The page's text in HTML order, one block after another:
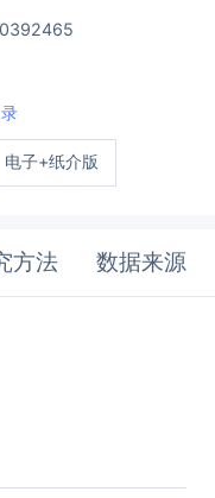
电子+纸介版
方法 数据来源